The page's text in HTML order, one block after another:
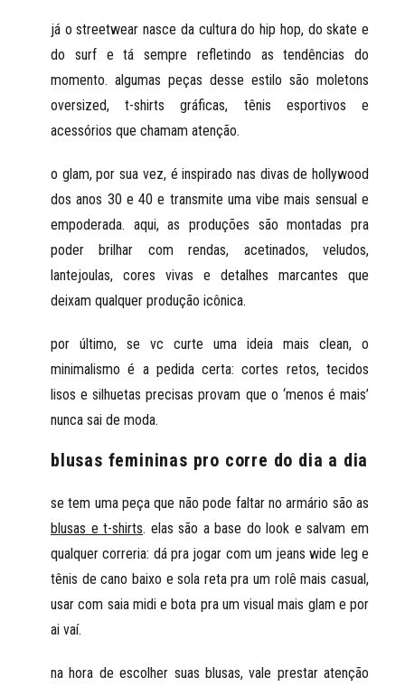
já ostreetwearnasce da cultura do hip hop, do skate e
do surf e tá sempre refletindo as tendências do
momento. algumas peças desse estilo são moletons
oversized, t-shirts gráficas, tênis esportivos e
acessórios que chamam atenção.
o glam, por sua vez, é inspirado nas divas de hollywood
dos anos 30 e 40 e transmite uma vibe mais sensual e
empoderada. aqui, as produções são montadas pra
poder brilhar com rendas, acetinados, veludos,
lantejoulas, cores vivas e detalhes marcantes que
deixam qualquer produção icônica.
por último, se vc curte uma ideia mais clean, o
minimalismoé a pedida certa: cortes retos, tecidos
lisos e silhuetas precisas provam que o ‘menos é mais’
nunca sai de moda.
blusas femininas pro corre do dia a dia
se tem uma peça que não pode faltar no armário são as
blusas e t-shirts. elas são a base do look e salvam em
qualquer correria: dá pra jogar com um jeans wide leg e
tênis de cano baixo e sola reta pra um rolê mais casual,
usar com saia midi e bota pra um visual mais glam e por
ai vaí.
na hora de escolher suas blusas,vale prestar atenção